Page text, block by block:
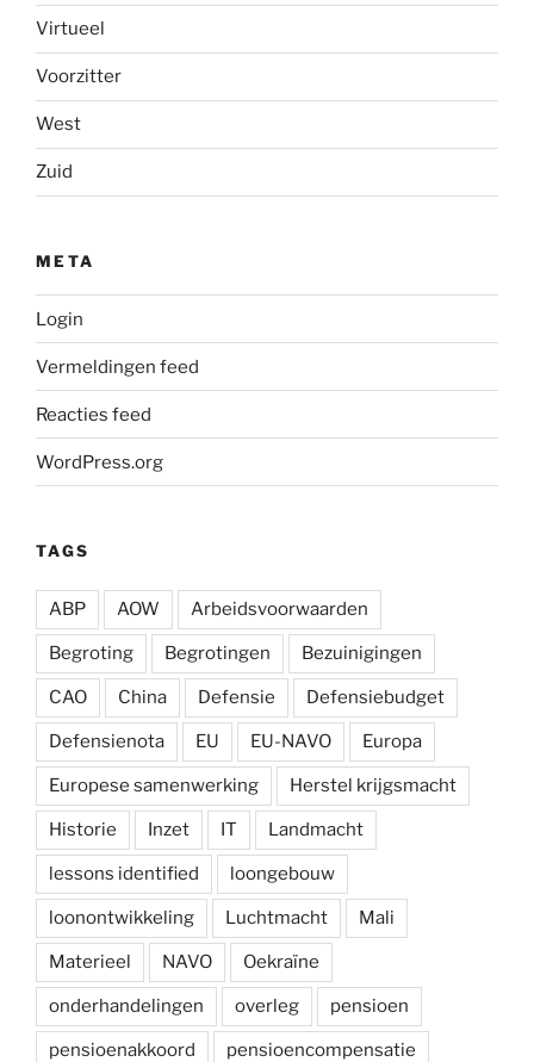
Virtueel
Voorzitter
West
Zuid
META
Login
Vermeldingen feed
Reacties feed
WordPress.org
TAGS
ABP AOW Arbeidsvoorwaarden
Begroting Begrotingen Bezuinigingen
CAO China Defensie Defensiebudget
Defensienota EU EU-NAVO Europa
Europese samenwerking Herstel krijgsmacht
Historie Inzet IT Landmacht
lessons identified loongebouw
loonontwikkeling Luchtmacht Mali
Materieel NAVO Oekraïne
onderhandelingen overleg pensioen
pensioenakkoord pensioencompensatie